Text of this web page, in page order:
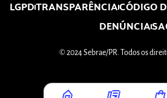
LGPDTRANSPARÊNCIACÓDIGO
DENÚNCIA
© 2024 Sebrae/PR. Todos os